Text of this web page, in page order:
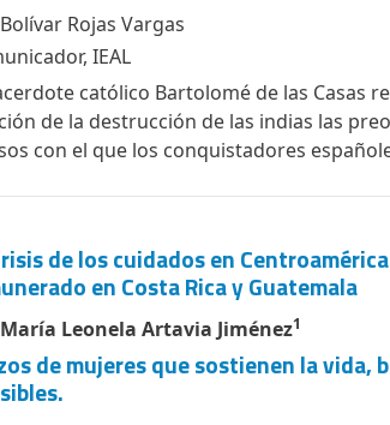
Rojas Vargas
IEAL
católico Bartolomé de las Casas
de la destrucción de las indias las
con el que los conquistadores
de los cuidados en
en Costa Rica y Guatemala
Leonela Artavia Jiménez1
de mujeres que sostienen la vida,